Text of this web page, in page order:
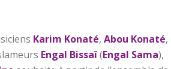
Karim Konaté, Abou Konaté,
Engal Bissaî(Engal Sama),